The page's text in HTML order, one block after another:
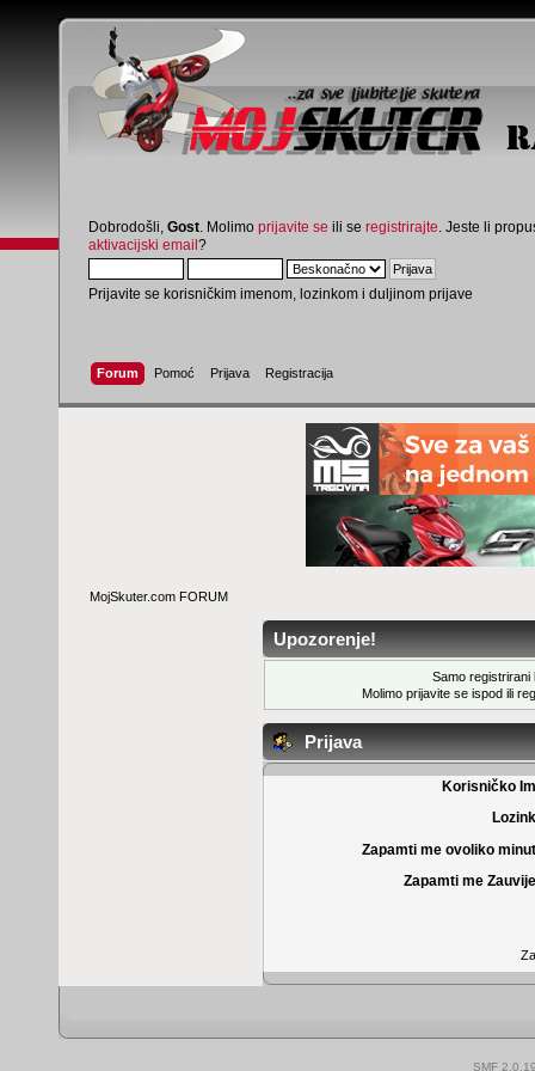
Dobrodošli, Gost . Molimo prijavite se ili se registrirajte . Jeste li
aktivacijski email?
Prijavite se korisničkim imenom, lozinkom i duljinom prijave
Forum Pomoć Prijava Registracija
MojSkuter.com FORUM
Upozorenje!
Samo registrirani
Molimo prijavite se ispod ili
Prijava
Korisničko
Zapamti me ovoliko
Zapamti me
SMF